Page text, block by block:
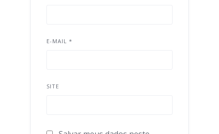
E-MAIL *
SITE